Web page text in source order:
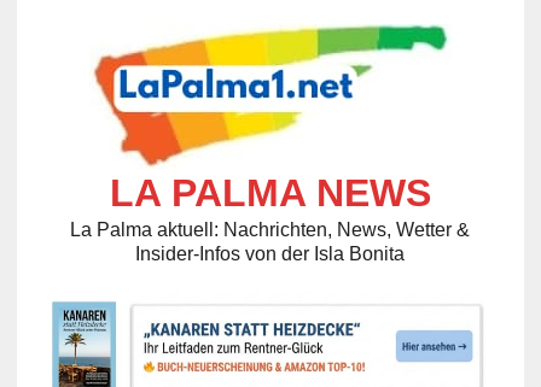
LA PALMA NEWS
La Palma aktuell: Nachrichten, News, Wetter &
Insider-Infos von der Isla Bonita